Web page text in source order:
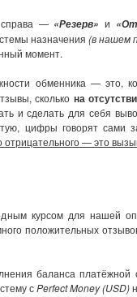
— «Резерв» и
назначения (в нашем
момент.
обменника — это,
сколько на
и сделать для себя
цифры говорят сами
— это
курсом для нашей
положительных
баланса
сPerfect Money (USD)